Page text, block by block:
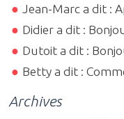
Jean-Marc a dit :
Didier a dit :
Dutoit a dit :
Betty a dit :
Archives